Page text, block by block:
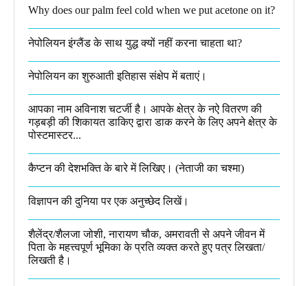
Why does our palm feel cold when we put acetone on it?
नेपोलियन इंग्लैंड के साथ युद्ध क्यों नहीं करना चाहता था​?
नेपोलियन का शुरुआती इतिहास संक्षेप में बताएं।
आपका नाम अविनाश चटर्जी है। आपके क्षेत्र के नऐ वितरण की
गड़बड़ी की शिकायत डाकिए द्वारा डाक करने के लिए अपने क्षेत्र के
पोस्टमास्टर...
कैप्टन की देशभक्ति के बारे में लिखिए।​ (नेताजी का चश्मा)
विज्ञापन की दुनिया पर एक अनुच्छेद लिखें।
शैलेंद्र/शैलजा जोशी, नारायण चौक, अमरावती से अपने जीवन में
पिता के महत्त्वपूर्ण भूमिका के प्रति व्यक्त करते हुए पत्र लिखता/
लिखती है।​